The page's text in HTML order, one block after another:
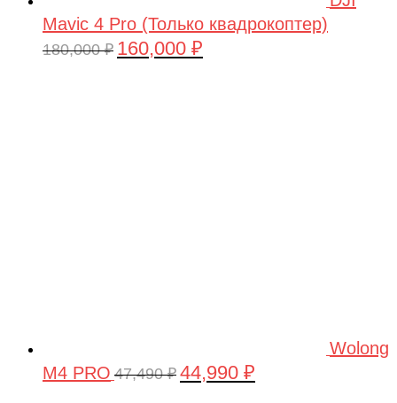
Mavic 4 Pro (Только квадрокоптер)
180,000₽ Первоначальная
160,000 ₽
Wolong
M4 PRO 47,490₽ Первоначальная
44,990 ₽